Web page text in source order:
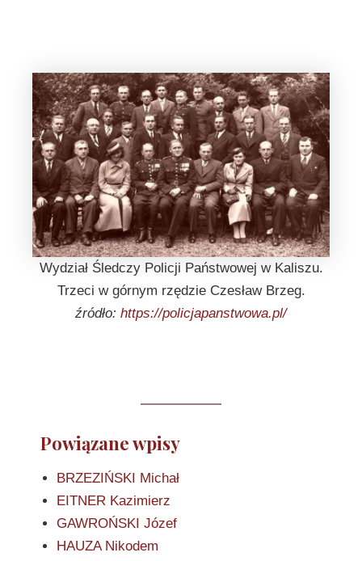
Wydział Śledczy Policji Państwowej w Kaliszu.
Trzeci w górnym rzędzie Czesław Brzeg.
źródło: https://policjapanstwowa.pl/
Powiązane wpisy
BRZEZIŃSKI Michał
EITNER Kazimierz
GAWROŃSKI Józef
HAUZA Nikodem